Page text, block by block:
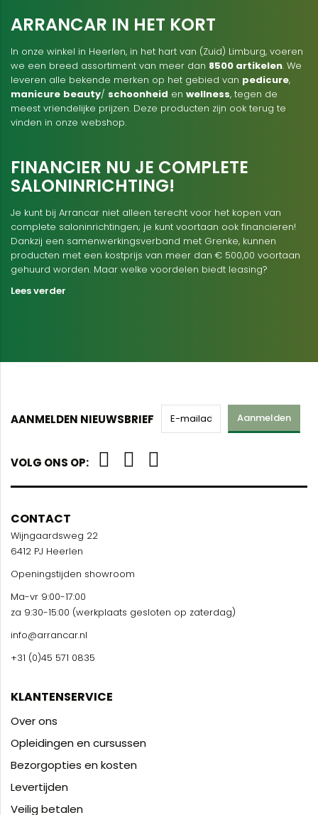
ARRANCAR IN HET KORT
In onze winkel in Heerlen, in het hart van (Zuid) Limburg, voeren
we een breed assortiment van meer dan 8500 artikelen. We
leveren alle bekende merken op het gebied van pedicure,
manicure beauty/ schoonheid en wellness, tegen de
meest vriendelijke prijzen. Deze producten zijn ook terug te
vinden in onze webshop.
FINANCIER NU JE COMPLETE
SALONINRICHTING!
Je kunt bij Arrancar niet alleen terecht voor het kopen van
complete saloninrichtingen; je kunt voortaan ook financieren!
Dankzij een samenwerkingsverband met Grenke, kunnen
producten met een kostprijs van meer dan € 500,00 voortaan
gehuurd worden. Maar welke voordelen biedt leasing?
Lees verder
AANMELDEN NIEUWSBRIEF Aanmelden
VOLG ONS OP:
CONTACT
Wijngaardsweg 22
6412 PJ Heerlen
Openingstijden showroom
Ma-vr 9:00-17:00
za 9:30-15:00 (werkplaats gesloten op zaterdag)
info@arrancar.nl
+31 (0)45 571 0835
KLANTENSERVICE
Over ons
Opleidingen en cursussen
Bezorgopties en kosten
Levertijden
Veilig betalen